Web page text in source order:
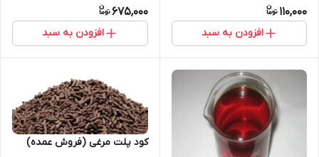
110,000
افزودن به سبد
675,000
افزودن به سبد
کود پلت مرغی (فروش عمده)